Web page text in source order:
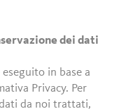
dei dati
in base a
Privacy. Per
da noi trattati,